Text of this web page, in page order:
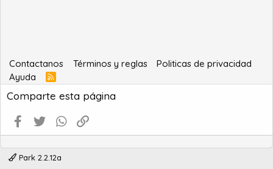
Contactanos Términos y reglas
Politicas de privacidad
Ayuda
R
S
S
Comparte esta página
Facebook
Twitter WhatsApp
Park 2.2.12a